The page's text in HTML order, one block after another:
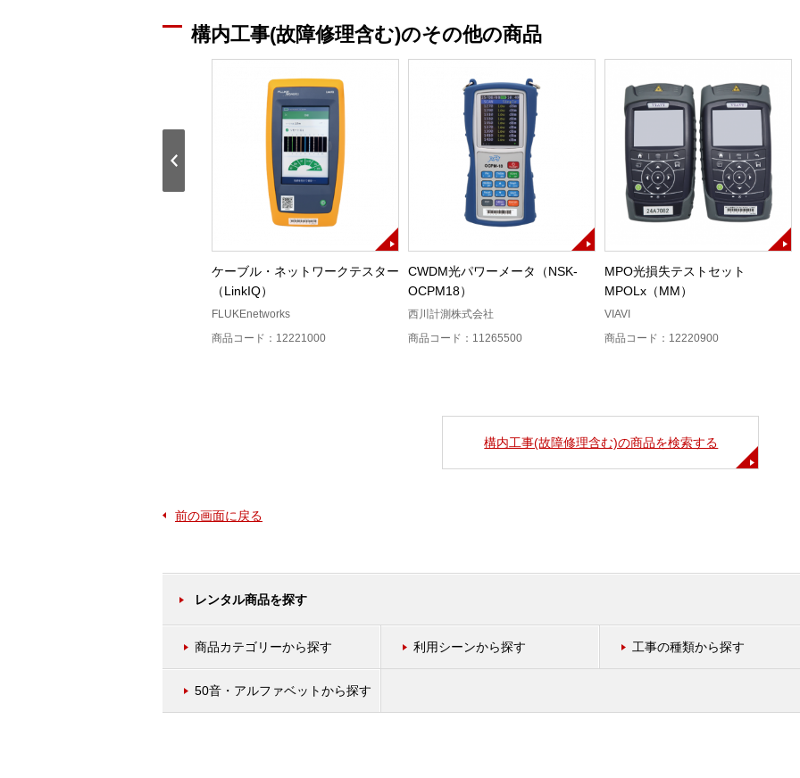
構内工事(故障修理含む)のその他の商品
ケーブル・ネットワークテスター
（LinkIQ）
FLUKEnetworks
商品コード：12221000
CWDM光パワーメータ（NSK-
OCPM18）
西川計測株式会社
商品コード：11265500
MPO光損失テストセット
MPOLx（MM）
VIAVI
商品コード：12220900
構内工事(故障修理含む)の商品を検索する
前の画面に戻る
レンタル商品を探す
商品カテゴリーから探す 利用シーンから探す 工事の種類から探す
50音・アルファベットから探す